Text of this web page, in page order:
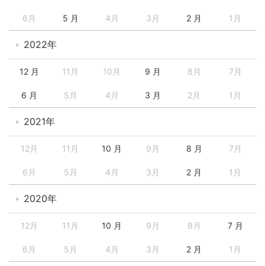
6月 5 月 4月 3月 2 月 1月
2022年
12 月 11月 10月 9 月 8月 7月
6 月 5月 4月 3 月 2月 1月
2021年
12月 11月 10 月 9月 8 月 7月
6月 5月 4月 3月 2 月 1月
2020年
12月 11月 10 月 9月 8月 7 月
6月 5月 4月 3月 2 月 1月